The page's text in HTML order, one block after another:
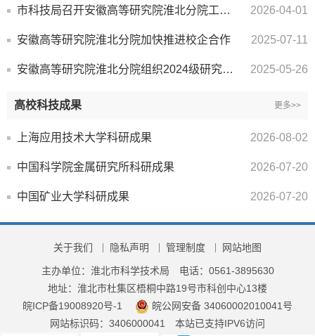
市科技局召开安徽高等研究院淮北分院工作推进会 2026-04-01
安徽高等研究院淮北分院加快推进校企合作 2025-07-11
安徽高等研究院淮北分院组织2024级研究生参与科技活动周活动 2025-05-26
高校科技成果 更多>>
上海应用技术大学科研成果 2026-08-02
中国科学院金属研究所科研成果 2026-07-20
中国矿业大学科研成果 2026-07-20
关于我们 隐私声明 管理制度 网站地图
主办单位：淮北市科学技术局
电话：0561-3895630
地址：淮北市杜集区梧桐中路19号市科创中心13楼
皖ICP备19008920号-1
皖公网安备 34060002010041号
网站标识码：3406000041
本站已支持IPV6访问